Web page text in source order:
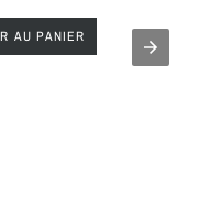
AU PANIER